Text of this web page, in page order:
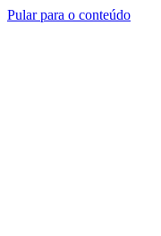
Pular para o conteúdo